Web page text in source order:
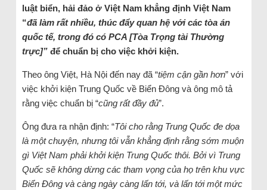
luật biển, hải đảo ở Việt Nam khẳng định Việt Nam
“đã làm rất nhiều, thúc đẩy quan hệ với các tòa án
quốc tế, trong đó có PCA [Tòa Trọng tài Thường
trực]” để chuẩn bị cho việc khởi kiện.
Theo ông Việt, Hà Nội đến nay đã “tiệm cận gần hơn” với
việc khởi kiện Trung Quốc về Biển Đông và ông mô tả
rằng việc chuẩn bị “cũng rất đầy đủ”.
Ông đưa ra nhận định: “Tôi cho rằng Trung Quốc đe dọa
là một chuyện, nhưng tôi vẫn khẳng định rằng sớm muộn
gì Việt Nam phải khởi kiện Trung Quốc thôi. Bởi vì Trung
Quốc sẽ không dừng các tham vọng của họ trên khu vực
Biển Đông và càng ngày càng lấn tới, và lấn tới một mức